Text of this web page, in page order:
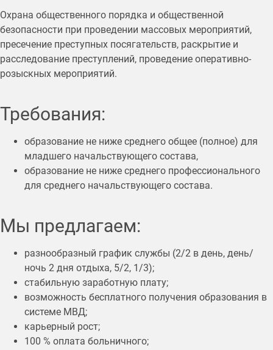
Охрана общественного порядка и общественной
безопасности при проведении массовых мероприятий,
пресечение преступных посягательств, раскрытие и
расследование преступлений, проведение оперативно-
розыскных мероприятий.
Требования:
образование не ниже среднего общее (полное) для
младшего начальствующего состава,
образование не ниже среднего профессионального
для среднего начальствующего состава.
Мы предлагаем:
разнообразный график службы (2/2 в день, день/
ночь 2 дня отдыха, 5/2, 1/3);
стабильную заработную плату;
возможность бесплатного получения образования в
системе МВД;
карьерный рост;
100 % оплата больничного;